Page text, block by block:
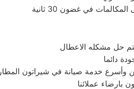
في غضون 30 ثانية
يتم حل مشكله الاعطال
دائما
وأسرع خدمة صيانة في شيراتون المطار
بارضاء عملائنا